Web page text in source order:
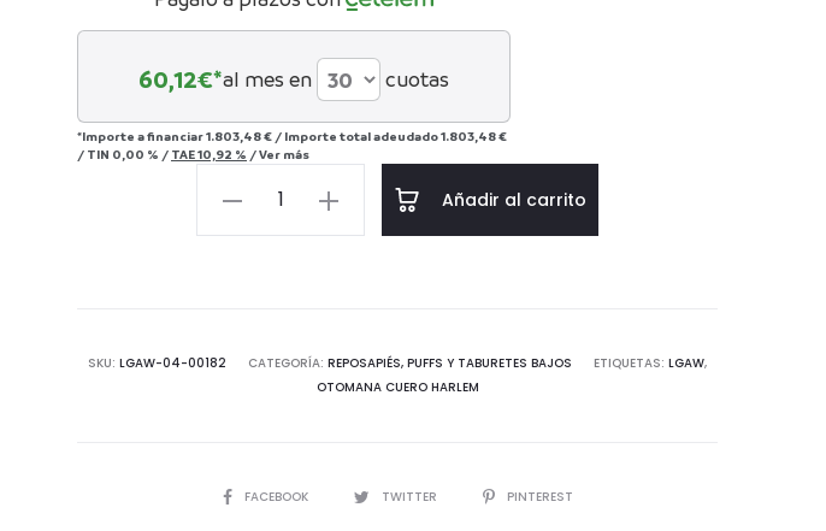
60,12€*al mes en cuotas
*Importe a financiar1.803,48 € / Importe total adeudado1.803,48 €
/ TIN 0,00 % / TAE10,92 % /Ver más
Otomana
Añadir al carrito
SKU: LGAW-04-00182 CATEGORÍA: REPOSAPIÉS, PUFFS Y TABURETES BAJOS ETIQUETAS: LGAW,
OTOMANA CUERO HARLEM
COMPARTIR
FACEBOOK TWITTER PINTEREST